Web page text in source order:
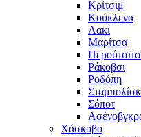
Κρίτσιμ
Κούκλενα
Λακί
Μαρίτσα
Ράκοβσι
Ροδόπη
Σόποτ
Χάσκοβο